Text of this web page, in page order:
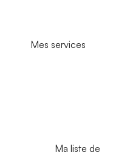
Mes services
Ma liste de